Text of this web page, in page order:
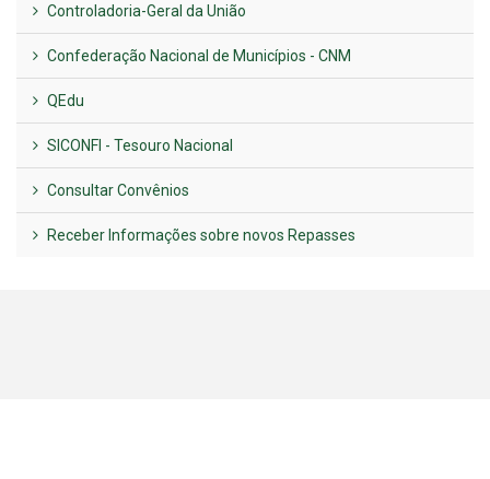
Controladoria-Geral da União
Confederação Nacional de Municípios - CNM
QEdu
SICONFI - Tesouro Nacional
Consultar Convênios
Receber Informações sobre novos Repasses